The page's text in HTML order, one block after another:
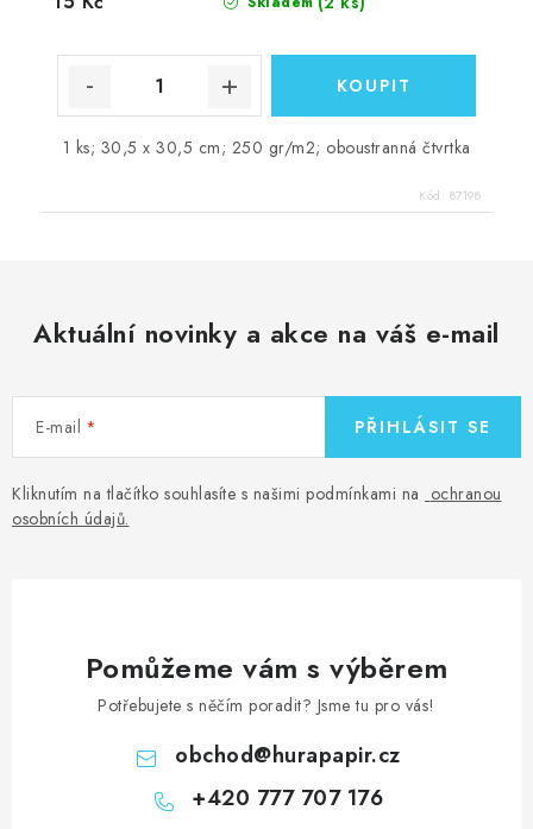
1 ks; 30,5 x 30,5 cm; 250 gr/m2; oboustranná čtvrtka
Kód: 87198
Aktuální novinky a akce na váš e-mail
E-mail
Kliknutím na tlačítko souhlasíte s našimi podmínkami na ochranou
osobních údajů.
PŘIHLÁSIT SE
Pomůžeme vám s výběrem
Potřebujete s něčím poradit? Jsme tu pro vás!
obchod@hurapapir.cz
+420 777 707 176